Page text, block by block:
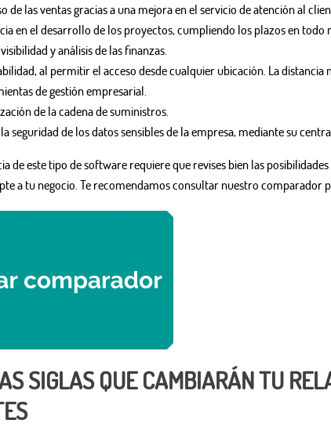
de las ventas gracias a una mejora en el servicio de atención al
en el desarrollo de los proyectos, cumpliendo los plazos en todo
y análisis de las finanzas.
al permitir el acceso desde cualquier ubicación. La distancia
de gestión empresarial.
de la cadena de suministros.
seguridad de los datos sensibles de la empresa, mediante su
de este tipo de software requiere que revises bien las
a tu negocio. Te recomendamos consultar nuestro comparador
SIGLAS QUE CAMBIARÁN TU